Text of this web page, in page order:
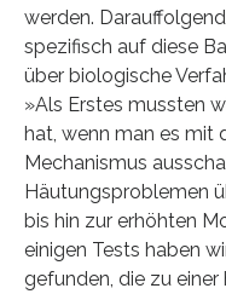
werden.
spezifisch auf diese
über biologische
»Als Erstes mussten
hat, wenn man es mit
Mechanismus
Häutungsproblemen
bis hin zur erhöhten
einigen Tests haben
gefunden, die zu